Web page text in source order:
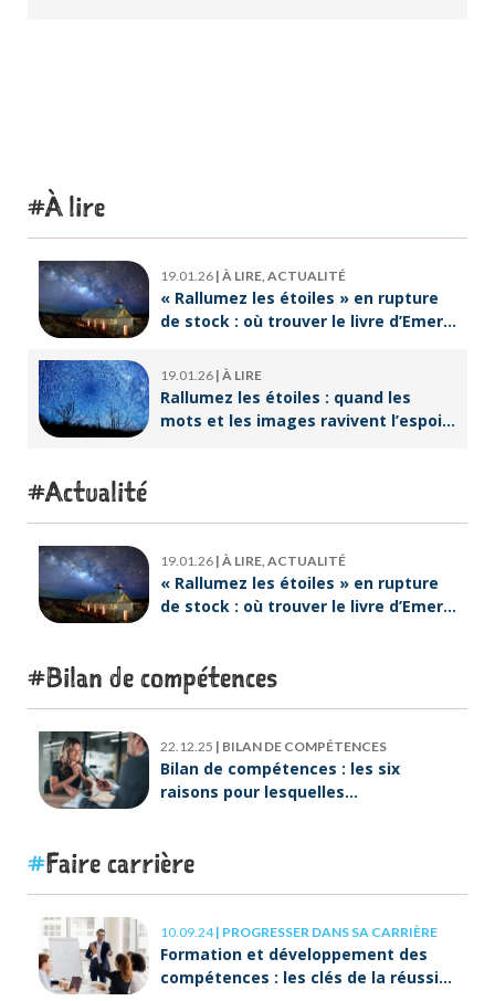
À lire
19.01.26 | À LIRE, ACTUALITÉ
« Rallumez les étoiles » en rupture
de stock : où trouver le livre d’Emeric
19.01.26 | À LIRE
Rallumez les étoiles : quand les
mots et les images ravivent l’espoir
Actualité
19.01.26 | À LIRE, ACTUALITÉ
« Rallumez les étoiles » en rupture
de stock : où trouver le livre d’Emeric
Bilan de compétences
22.12.25 | BILAN DE COMPÉTENCES
Bilan de compétences : les six
raisons pour lesquelles
Faire carrière
10.09.24| PROGRESSER DANS SA CARRIÈRE
Formation et développement des
compétences : les clés de la réussite